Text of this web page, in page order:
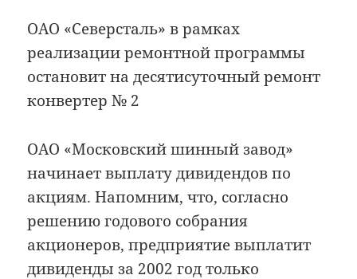
ОАО «Северсталь» в рамках
реализации ремонтной программы
остановит на десятисуточный ремонт
конвертер № 2
ОАО «Московский шинный завод»
начинает выплату дивидендов по
акциям. Напомним, что, согласно
решению годового собрания
акционеров, предприятие выплатит
дивиденды за 2002 год только